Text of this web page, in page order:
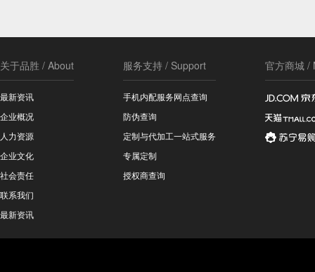
关于品胜 / About
最新资讯
企业概况
人力资源
企业文化
社会责任
联系我们
最新资讯
服务支持 / Support
手机内配服务网点查询
防伪查询
定制与代加工一站式服务
专属定制
授权商查询
官方商城 /